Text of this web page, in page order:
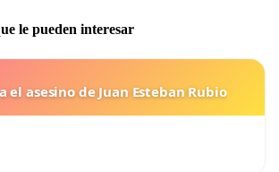
le pueden interesar
el asesino de Juan Esteban Rubio